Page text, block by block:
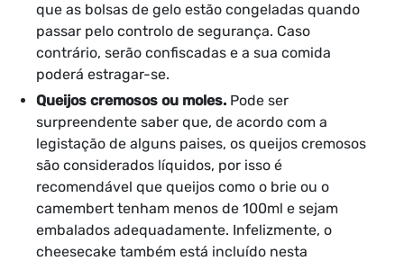
que as bolsas de gelo estão congeladas quando
passar pelo controlo de segurança. Caso
contrário, serão confiscadas e a sua comida
poderá estragar-se.
Queijos cremosos ou moles. Pode ser
surpreendente saber que, de acordo com a
legistação de alguns paises, os queijos cremosos
são considerados líquidos, por isso é
recomendável que queijos como o brie ou o
camembert tenham menos de 100ml e sejam
embalados adequadamente. Infelizmente, o
cheesecake também está incluído nesta